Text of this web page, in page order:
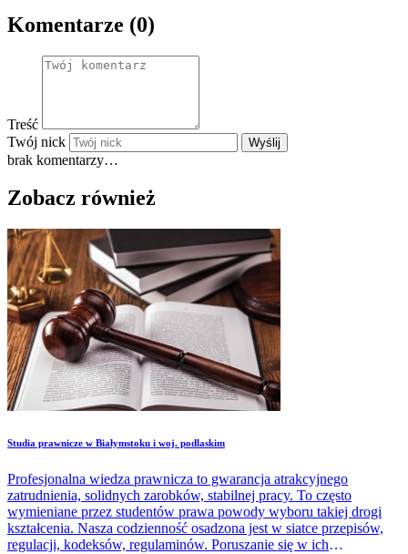
Komentarze (0)
Treść
Twój nick
Wyślij
brak komentarzy…
Zobacz również
Studia prawnicze w Białymstoku i woj. podlaskim
Profesjonalna wiedza prawnicza to gwarancja atrakcyjnego
zatrudnienia, solidnych zarobków, stabilnej pracy. To często
wymieniane przez studentów prawa powody wyboru takiej drogi
kształcenia. Nasza codzienność osadzona jest w siatce przepisów,
regulacji, kodeksów, regulaminów. Poruszanie się w ich